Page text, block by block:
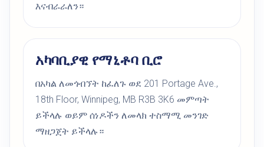
እናብራራለን።
አካባቢያዊ የማኒቶባ ቢሮ
በአካል ለመጎብኘት ከፈለጉ ወደ 201 Portage Ave.,
18th Floor, Winnipeg, MB R3B 3K6 መምጣት
ይችላሉ ወይም ሰነዶችን ለመላክ ተስማሚ መንገድ
ማዘጋጀት ይችላሉ።